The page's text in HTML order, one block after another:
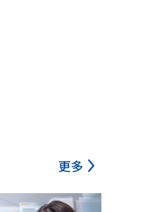
更多